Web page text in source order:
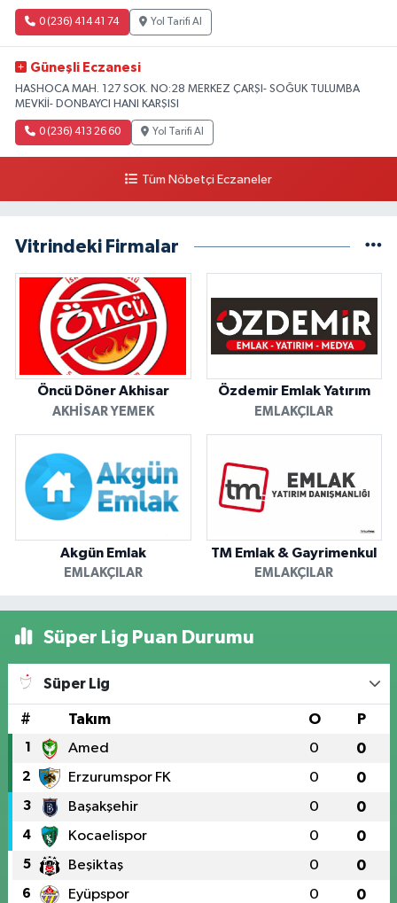
0 (236) 414 41 74 Yol Tarifi Al
Güneşli Eczanesi
HASHOCA MAH. 127 SOK. NO:28 MERKEZ ÇARŞI- SOĞUK TULUMBA
MEVKİİ- DONBAYCI HANI KARŞISI
0 (236) 413 26 60 Yol Tarifi Al
Tüm Nöbetçi Eczaneler
Vitrindeki Firmalar
Öncü Döner Akhisar
AKHISAR YEMEK
Özdemir Emlak Yatırım
EMLAKÇILAR
Akgün Emlak
EMLAKÇILAR
TM Emlak & Gayrimenkul
EMLAKÇILAR
Süper Lig Puan Durumu
Süper Lig
# Takım O P
1 Amed 0 0
2 Erzurumspor FK 0 0
3 Başakşehir 0 0
4 Kocaelispor 0 0
5 Beşiktaş 0 0
6 Eyüpspor 0 0